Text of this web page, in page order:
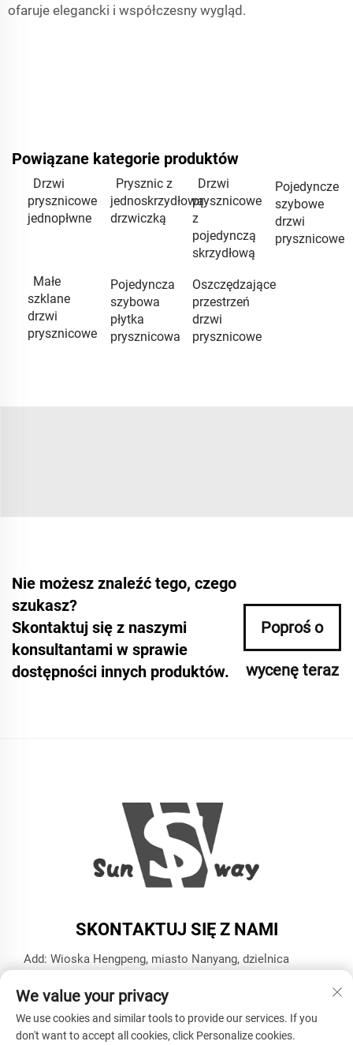
ofaruje elegancki i współczesny wygląd.
Powiązane kategorie produktów
Drzwi
prysznicowe
jednopłwne
Prysznic z
jednoskrzydłową
drzwiczką
Drzwi
prysznicowe
z
pojedynczą
skrzydłową
Pojedyncze
szybowe
drzwi
prysznicowe
Małe
szklane
drzwi
prysznicowe
Pojedyncza
szybowa
płytka
prysznicowa
Oszczędzające
przestrzeń
drzwi
prysznicowe
Nie możesz znaleźć tego, czego
szukasz?
Skontaktuj się z naszymi
konsultantami w sprawie
dostępności innych produktów.
Poproś o
wycenę teraz
SKONTAKTUJ SIĘ Z NAMI
Add: Wioska Hengpeng, miasto Nanyang, dzielnica
Tel.:+86-13606543282
E-mail:[email protected]
We value your privacy
We use cookies and similar tools to provide our services. If you
don't want to accept all cookies, click Personalize cookies.